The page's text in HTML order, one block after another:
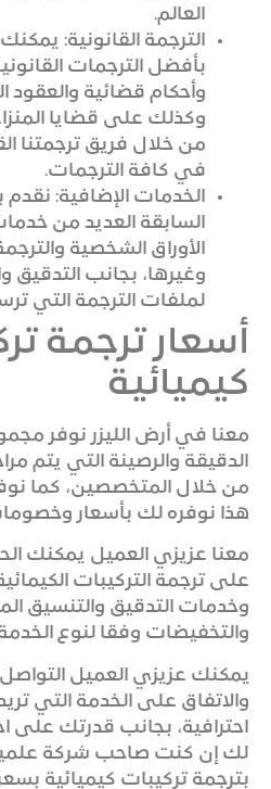
العالم.
الترجمة القانونية:
بأفضل الترجمات
وأحكام قضائية والعقود
وكذلك على قضايا
من خلال فريق ترجمتنا
في كافة الترجمات.
الخدمات الإضافية:
السابقة العديد من
الأوراق الشخصية
وغيرها، بجانب التدقيق
لملفات الترجمة التي
أسعار ترجمة
كيميائية
معنا في أرض الليزر نوفر
الدقيقة والرصينة التي يتم
من خلال المتخصصين، كما
هذا نوفره لك بأسعار
معنا عزيزي العميل يمكنك
على ترجمة التركيبات
وخدمات التدقيق والتنسيق
والتخفيضات وفقا لنوع
يمكنك عزيزي العميل
والاتفاق على الخدمة التي
احترافية، بجانب قدرتك على
لك إن كنت صاحب شركة
بترجمة تركيبات كيميائية